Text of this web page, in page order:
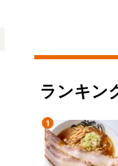
ランキン
1